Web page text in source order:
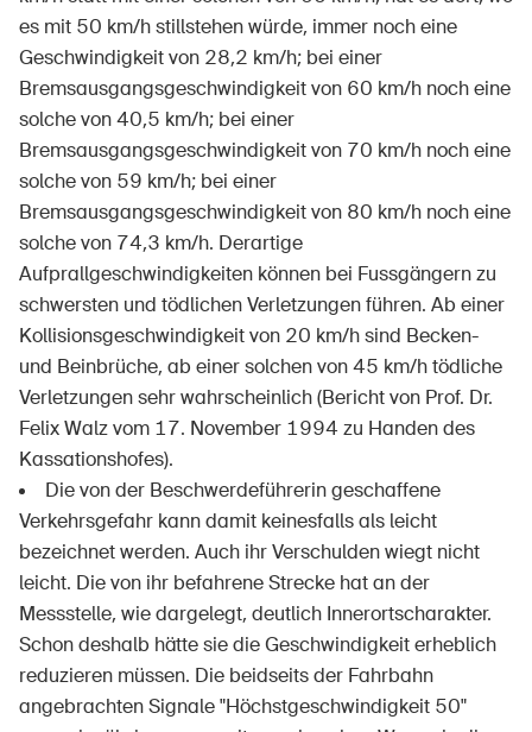
es mit 50 km/h stillstehen würde, immer noch eine
Geschwindigkeit von 28,2 km/h; bei einer
Bremsausgangsgeschwindigkeit von 60 km/h noch eine
solche von 40,5 km/h; bei einer
Bremsausgangsgeschwindigkeit von 70 km/h noch eine
solche von 59 km/h; bei einer
Bremsausgangsgeschwindigkeit von 80 km/h noch eine
solche von 74,3 km/h. Derartige
Aufprallgeschwindigkeiten können bei Fussgängern zu
schwersten und tödlichen Verletzungen führen. Ab einer
Kollisionsgeschwindigkeit von 20 km/h sind Becken-
und Beinbrüche, ab einer solchen von 45 km/h tödliche
Verletzungen sehr wahrscheinlich (Bericht von Prof. Dr.
Felix Walz vom 17. November 1994 zu Handen des
Kassationshofes).
Die von der Beschwerdeführerin geschaffene
Verkehrsgefahr kann damit keinesfalls als leicht
bezeichnet werden. Auch ihr Verschulden wiegt nicht
leicht. Die von ihr befahrene Strecke hat an der
Messstelle, wie dargelegt, deutlich Innerortscharakter.
Schon deshalb hätte sie die Geschwindigkeit erheblich
reduzieren müssen. Die beidseits der Fahrbahn
angebrachten Signale "Höchstgeschwindigkeit 50"